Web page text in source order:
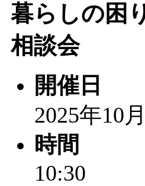
暮らしの困
相談会
開催日
2025年10
時間
10:30